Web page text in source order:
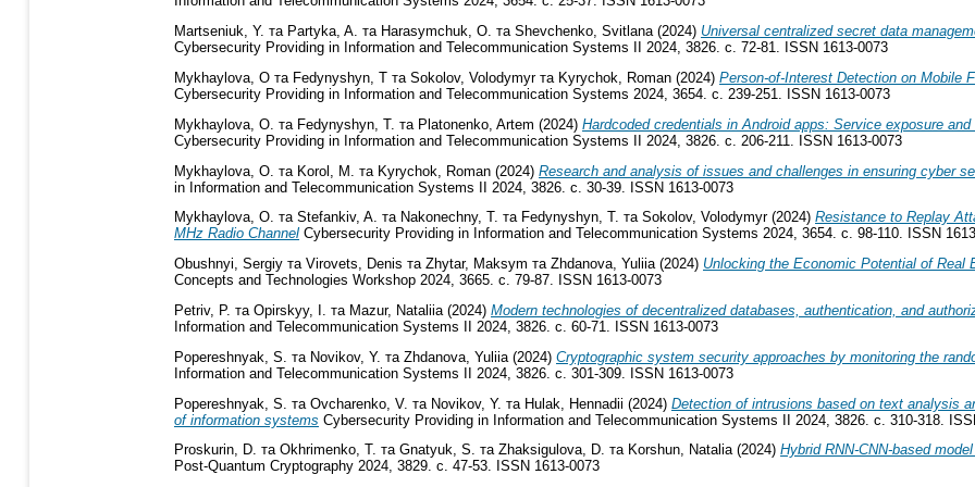
Martseniuk, Y. та Partyka, A. та Harasymchuk, O. та Shevchenko, Svitlana(2024) Universal centralized secret data
Cybersecurity Providing in Information and Telecommunication Systems II 2024, 3826. с. 72-81. ISSN 1613-0073
Mykhaylova, O та Fedynyshyn, T та Sokolov, Volodymyrта Kyrychok, Roman (2024) Person-of-Interest Detection on Mobile
Cybersecurity Providing in Information and Telecommunication Systems 2024, 3654. с. 239-251. ISSN 1613-0073
Mykhaylova, O. та Fedynyshyn, T. та Platonenko, Artem (2024) Hardcoded credentials in Android apps: Service exposure
Cybersecurity Providing in Information and Telecommunication Systems II 2024, 3826. с. 206-211. ISSN 1613-0073
Mykhaylova, O. та Korol, M. та Kyrychok, Roman (2024) Research and analysis of issues and challenges in ensuring cyber
in Information and Telecommunication Systems II 2024, 3826. с. 30-39. ISSN 1613-0073
Mykhaylova, O. та Stefankiv, A. та Nakonechny, T. та Fedynyshyn, T. та Sokolov, Volodymyr(2024) Resistance to Replay
MHz Radio Channel Cybersecurity Providing in Information and Telecommunication Systems 2024, 3654. с. 98-110. ISSN
Obushnyi, Sergiy та Virovets, Denis та Zhytar, Maksym та Zhdanova, Yuliia(2024) Unlocking the Economic Potential of Real
Concepts and Technologies Workshop 2024, 3665. с. 79-87. ISSN 1613-0073
Petriv, P. та Opirskyy, I. та Mazur, Nataliia (2024) Modern technologies of decentralized databases, authentication, and
Information and Telecommunication Systems II 2024, 3826. с. 60-71. ISSN 1613-0073
Popereshnyak, S. та Novikov, Y. та Zhdanova, Yuliia (2024) Cryptographic system security approaches by monitoring the
Information and Telecommunication Systems II 2024, 3826. с. 301-309. ISSN 1613-0073
Popereshnyak, S. та Ovcharenko, V. та Novikov, Y. та Hulak, Hennadii (2024) Detection of intrusions based on text analysis
of information systems Cybersecurity Providing in Information and Telecommunication Systems II 2024, 3826. с. 310-318.
Proskurin, D. та Okhrimenko, T. та Gnatyuk, S. та Zhaksigulova, D. та Korshun, Natalia(2024) Hybrid RNN-CNN-based
Post-Quantum Cryptography 2024, 3829. с. 47-53. ISSN 1613-0073